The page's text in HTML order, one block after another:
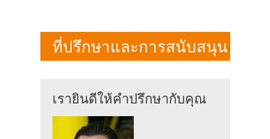
ที่ปรึกษาและการสนับสนุน
เรายินดีให้คำปรึกษากับคุณ